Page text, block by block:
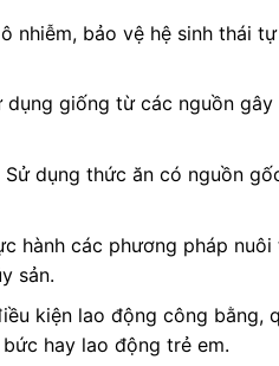
nhiễm, bảo vệ hệ sinh thái
dụng giống từ các nguồn
Sử dụng thức ăn có nguồn
hành các phương pháp
sản.
kiện lao động công bằng,
hay lao động trẻ em.